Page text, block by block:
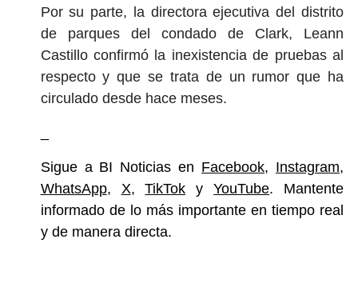
Por su parte, la directora ejecutiva del distrito
de parques del condado de Clark, Leann
Castilloconfirmó la inexistenciade pruebas al
respecto y que se trata de un rumor que ha
circulado desde hace meses.
Sigue a BI Noticias en Facebook, Instagram,
WhatsApp, X,TikTok yYouTube. Mantente
informado de lo más importante en tiempo real
y de manera directa.